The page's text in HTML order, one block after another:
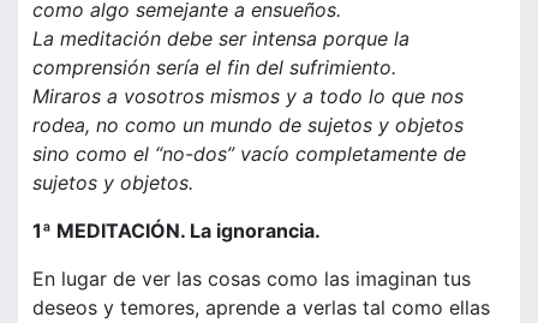
como algo semejante a ensueños.
La meditación debe ser intensa porque la
comprensión sería el fin del sufrimiento.
Miraros a vosotros mismos y a todo lo que nos
rodea, no como un mundo de sujetos y objetos
sino como el “no-dos” vacío completamente de
sujetos y objetos.
1ª MEDITACIÓN. La ignorancia.
En lugar de ver las cosas como las imaginan tus
deseos y temores, aprende a verlas tal como ellas